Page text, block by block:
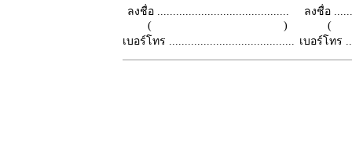
ลงชื่อ ..........................................
( )
เบอร์โทร ........................................
ลงชื่อ
เบอร์โทร